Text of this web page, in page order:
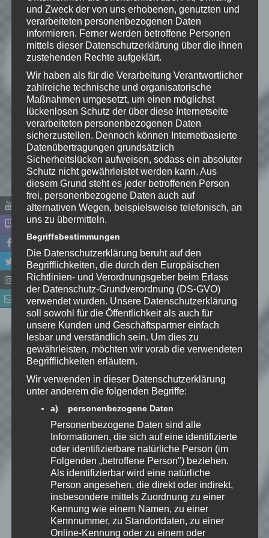
Wie gefällt dir dieser Beitrag?
Klicke hier und lasse
eine Bewertung da!
Schreibe einen Kommentar
Deine E-Mail-Adresse wird nicht
veröffentlicht. Erforderliche Felder
sind mit*markiert
Kommentar *
Name*
E-Mail-Adresse *
Website
*Ich habe die
Datenschutzerklärungzur
Kenntnis genommen. Ich stimme
zu, dass meine Angaben dauerhaft
gespeichert werden.
Benachrichtige mich über
nachfolgende Kommentare via E-
Mail.
und Zweck der von uns erhobenen, genutzten und
verarbeiteten personenbezogenen Daten
informieren. Ferner werden betroffene Personen
mittels dieser Datenschutzerklärung über die ihnen
zustehenden Rechte aufgeklärt.
Wir haben als für die Verarbeitung Verantwortlicher
zahlreiche technische und organisatorische
Maßnahmen umgesetzt, um einen möglichst
lückenlosen Schutz der über diese Internetseite
verarbeiteten personenbezogenen Daten
sicherzustellen. Dennoch können Internetbasierte
Datenübertragungen grundsätzlich
Sicherheitslücken aufweisen, sodass ein absoluter
Schutz nicht gewährleistet werden kann. Aus
diesem Grund steht es jeder betroffenen Person
frei, personenbezogene Daten auch auf
alternativen Wegen, beispielsweise telefonisch, an
uns zu übermitteln.
Begriffsbestimmungen
Die Datenschutzerklärung beruht auf den
Begrifflichkeiten, die durch den Europäischen
Richtlinien- und Verordnungsgeber beim Erlass
der Datenschutz-Grundverordnung (DS-GVO)
verwendet wurden. Unsere Datenschutzerklärung
soll sowohl für die Öffentlichkeit als auch für
unsere Kunden und Geschäftspartner einfach
lesbar und verständlich sein. Um dies zu
gewährleisten, möchten wir vorab die verwendeten
Begrifflichkeiten erläutern.
Wir verwenden in dieser Datenschutzerklärung
unter anderem die folgenden Begriffe:
a) personenbezogene Daten
Personenbezogene Daten sind alle
Informationen, die sich auf eine identifizierte
oder identifizierbare natürliche Person (im
Folgenden „betroffene Person") beziehen.
Als identifizierbar wird eine natürliche
Person angesehen, die direkt oder indirekt,
insbesondere mittels Zuordnung zu einer
Kennung wie einem Namen, zu einer
Kennnummer, zu Standortdaten, zu einer
Online-Kennung oder zu einem oder